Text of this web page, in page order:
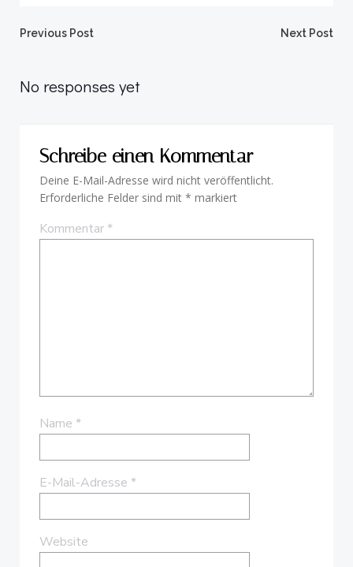
Post
navigation
Previous Post Next Post
No responses yet
Schreibe einen Kommentar
Deine E-Mail-Adresse wird nicht veröffentlicht.
Erforderliche Felder sind mit * markiert
Kommentar*
Name *
E-Mail-Adresse *
Website